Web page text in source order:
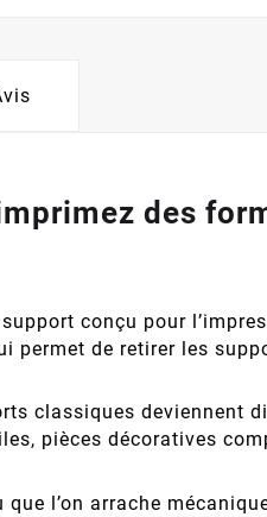
des
conçu pour
permet de retirer les
classiques deviennent
pièces décoratives
l’on arrache